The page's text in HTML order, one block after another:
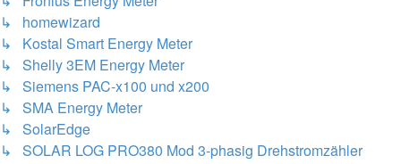
↳ homewizard
↳ Kostal Smart Energy Meter
↳ Shelly 3EM Energy Meter
↳ Siemens PAC-x100 und x200
↳ SMA Energy Meter
↳ SolarEdge
↳ SOLAR LOG PRO380 Mod 3-phasig Drehstromzähler